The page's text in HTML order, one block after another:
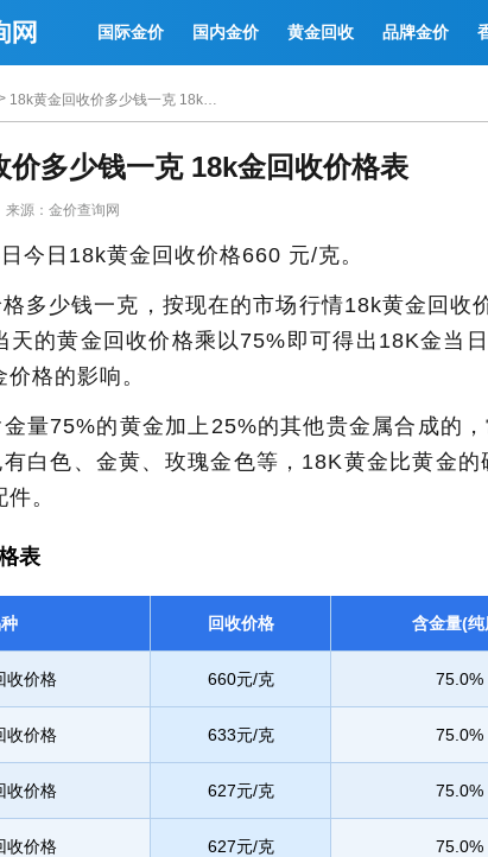
国际金价 国内金价 黄金回收 品牌金价
18k黄金回收价多少钱一克 18k金回收价格表
价多少钱一克 18k金回收价格表
源：金价查询网
今日18k黄金回收价格660 元/克。
多少钱一克，按现在的市场行情18k黄金回收
天的黄金回收价格乘以75%即可得出18K金当
格的影响。
量75%的黄金加上25%的其他贵金属合成的
白色、金黄、玫瑰金色等，18K黄金比黄金
。
表
回收价格 含金量(纯
收价格 660元/克 75.0%
收价格 633元/克 75.0%
收价格 627元/克 75.0%
收价格 627元/克 75.0%